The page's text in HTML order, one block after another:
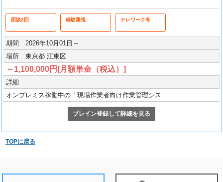
面談2回 経験重視 テレワーク有
期間 2026年10月01日～
場所 東京都 江東区
～1,100,000円[月額単金（税込）]
詳細
オンプレミス稼働中の「現場作業者向け作業管理シス...
ブレイン登録して詳細を見る
TOPに戻る